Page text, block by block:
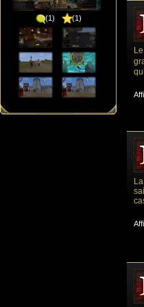
(1) (1)